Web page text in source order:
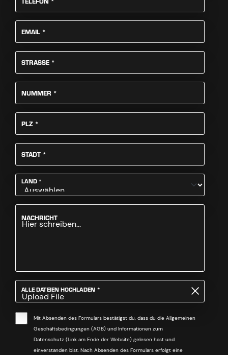
EMAIL *
STRASSE *
NUMMER *
PLZ *
STADT *
LAND*
NACHRICHT
ALLE DATEIEN HOCHLADEN*PFLICHTFELD
Upload File
Mit Absenden des Formulars bestätigst du, dass du die Allgemeinen
Geschäftsbedingungen (AGB) und Informationen zum
Datenschutz (Link am Ende der Website) gelesen hast und
einverstanden bist. Nach Absenden des Formulars erfolgt eine